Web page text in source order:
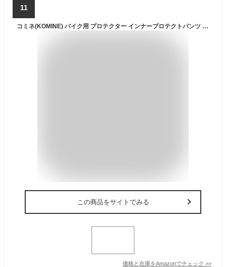
11
コミネ(KOMINE) バイク用 プロテクター インナープロテクトパンツ エニグマライト CE規格 速乾冷感 Black L SK-852
この商品をサイトでみる
価格と在庫をAmazonでチェック >>